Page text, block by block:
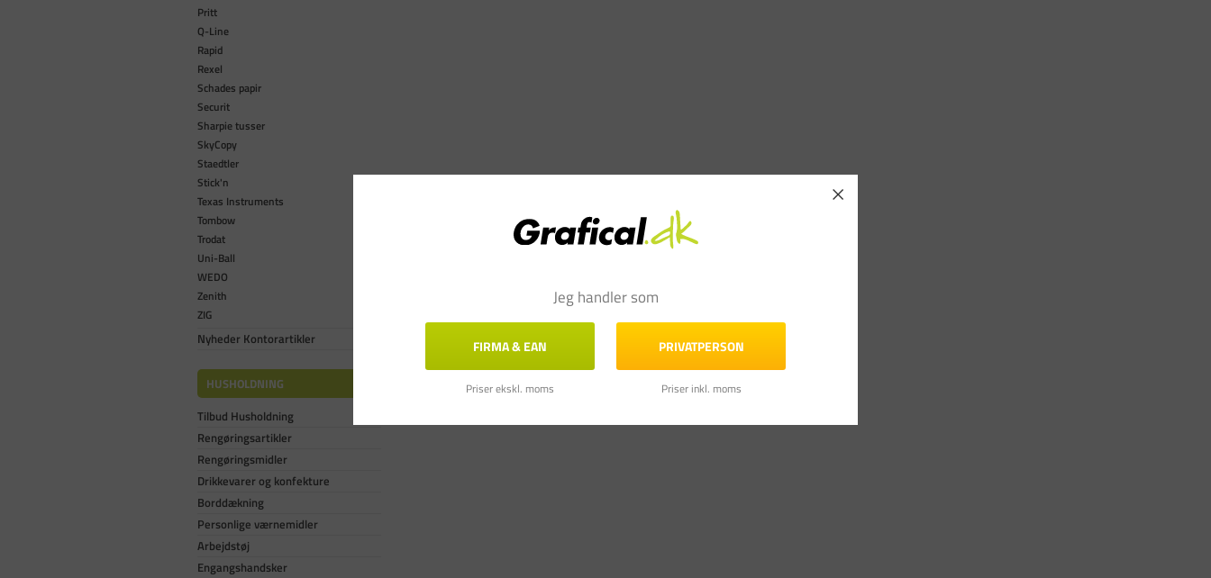
Pritt
Q-Line
Rapid
Rexel
Schades papir
Securit
Sharpie tusser
SkyCopy
Staedtler
Stick'n
Texas Instruments
Tombow
Trodat
Uni-Ball
WEDO
Zenith
ZIG
Nyheder Kontorartikler
HUSHOLDNING
Tilbud Husholdning
Rengøringsartikler
Rengøringsmidler
Drikkevarer og konfekture
Borddækning
Personlige værnemidler
Arbejdstøj
Engangshandsker
Jeg handler som
FIRMA & EAN
Priser ekskl. moms
PRIVATPERSON
Priser inkl. moms